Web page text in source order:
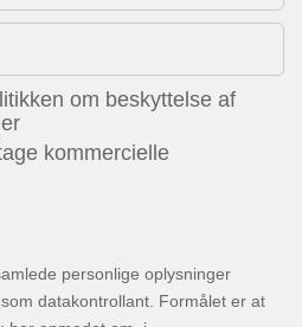
om beskyttelse af
kommercielle
personlige oplysninger
datakontrollant. Formålet er at